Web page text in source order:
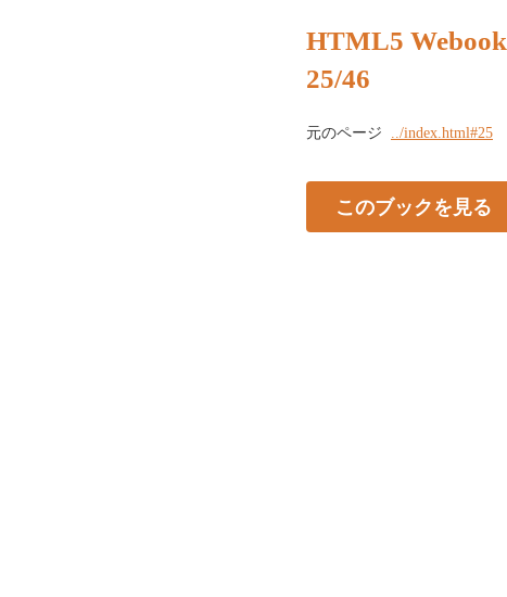
HTML5 Webook
25/46
元のページ ../index.html#25
このブックを見る